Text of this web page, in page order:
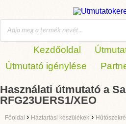
Kezdőoldal
Útmutató igénylése
Használati útmutató a
RFG23UERS1/XEO
Főoldal › Háztartási készülékek ›